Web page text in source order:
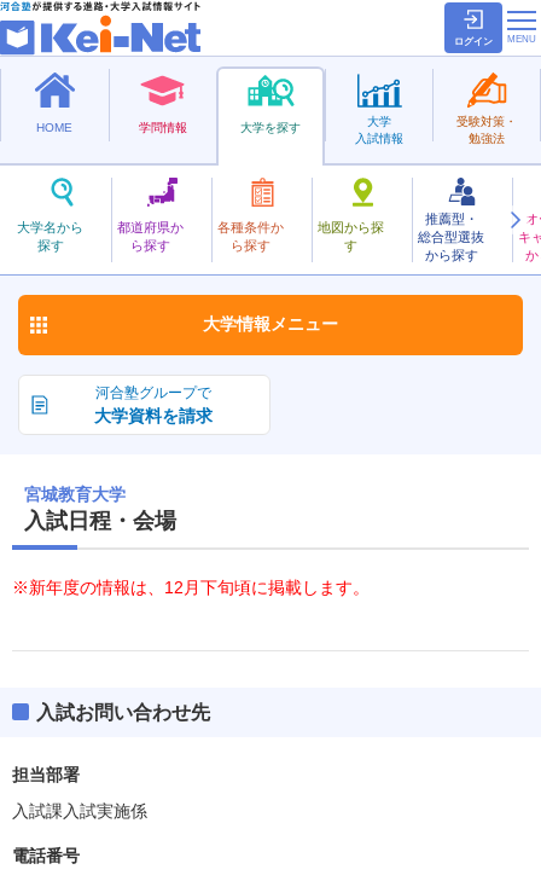
ログイン
HOME 学問情報 大学を探す
大学名から
探す
都道府県か
ら探す
各種条件か
ら探す
地図から探
す
推薦型・
総合型選抜
から探す
キ
か
大学
入試情報
受験対策・
勉強法
国立
みやぎきょういく
宮城教育大学 お気に入り
河合塾グループで
大学資料を請求
大学情報 メニュー
宮城教育大学
入試日程・会場
※新年度の情報は、12月下旬頃に掲載します。
入試お問い合わせ先
担当部署
入試課入試実施係
電話番号